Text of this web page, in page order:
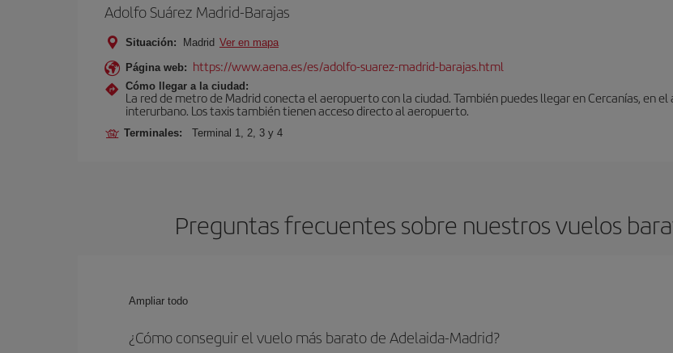
Adolfo Suárez Madrid-Barajas
Situación: Madrid Ver en mapa
Página web: https://www.aena.es/es/adolfo-suarez-madrid-barajas.html
Cómo llegar a la ciudad:
La red de metro de Madrid conecta el aeropuerto con la ciudad. También puedes llegar en Cercanías, en
interurbano. Los taxis también tienen acceso directo al aeropuerto.
Terminales: Terminal 1, 2, 3 y 4
Preguntas frecuentes sobre nuestros vuelos
Ampliar todo
¿Cómo conseguir el vuelo más barato de Adelaida-Madrid?